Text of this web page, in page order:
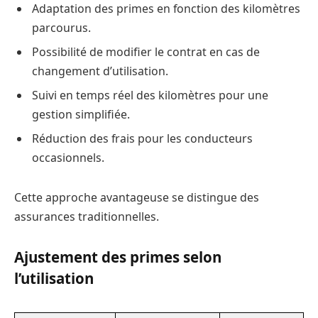
Adaptation des primes en fonction des kilomètres
parcourus.
Possibilité de modifier le contrat en cas de
changement d’utilisation.
Suivi en temps réel des kilomètres pour une
gestion simplifiée.
Réduction des frais pour les conducteurs
occasionnels.
Cette approche avantageuse se distingue des
assurances traditionnelles.
Ajustement des primes selon
l’utilisation